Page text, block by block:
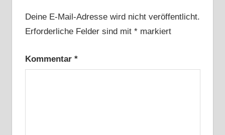
Deine E-Mail-Adresse wird nicht veröffentlicht.
Erforderliche Felder sind mit *markiert
Kommentar *